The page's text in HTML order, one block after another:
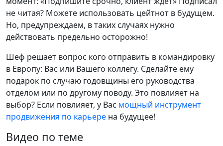
не читая? Можете использовать цейтнот в будущем.
Но, предупреждаем, в таких случаях нужно
действовать предельно осторожно!
Шеф решает вопрос кого отправить в командировку
в Европу: Вас или Вашего коллегу. Сделайте ему
подарок по случаю годовщины его руководства
отделом или по другому поводу. Это повлияет на
выбор? Если повлияет, у Вас мощный инструмент
продвижения по карьере на будущее!
Видео по теме